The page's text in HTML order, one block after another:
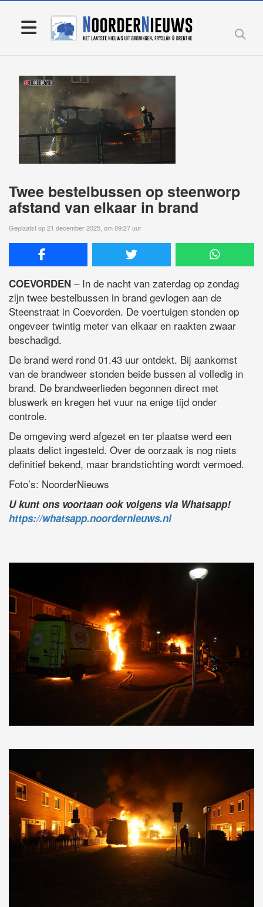
Twee bestelbussen op steenworp
afstand van elkaar in brand
Geplaatst op 21 december 2025, om 09:27 uur
COEVORDEN – In de nacht van zaterdag op zondag
zijn twee bestelbussen in brand gevlogen aan de
Steenstraat in Coevorden. De voertuigen stonden op
ongeveer twintig meter van elkaar en raakten zwaar
beschadigd.
De brand werd rond 01.43 uur ontdekt. Bij aankomst
van de brandweer stonden beide bussen al volledig in
brand. De brandweerlieden begonnen direct met
bluswerk en kregen het vuur na enige tijd onder
controle.
De omgeving werd afgezet en ter plaatse werd een
plaats delict ingesteld. Over de oorzaak is nog niets
definitief bekend, maar brandstichting wordt vermoed.
Foto’s: NoorderNieuws
U kunt ons voortaan ook volgens via Whatsapp!
https://whatsapp.noordernieuws.nl